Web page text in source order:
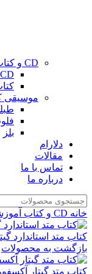
CD و کتاب آموزشی
CD و DVD
موسیقی
بلز
دلارام
مقالات
تماس با ما
درباره ما
خانه CD و کتاب آموزشی
کتاب متد استاندارد
بازگشت به محصولات
کتاب متد گیتار